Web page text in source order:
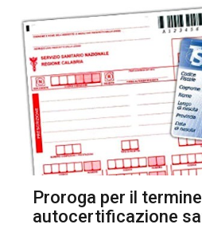
Proroga per il
autocertificazione